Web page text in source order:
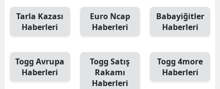
Tarla Kazası
Haberleri
Euro Ncap
Haberleri
Babayiğitler
Haberleri
Togg Avrupa
Haberleri
Togg Satış
Rakamı
Haberleri
Togg 4more
Haberleri